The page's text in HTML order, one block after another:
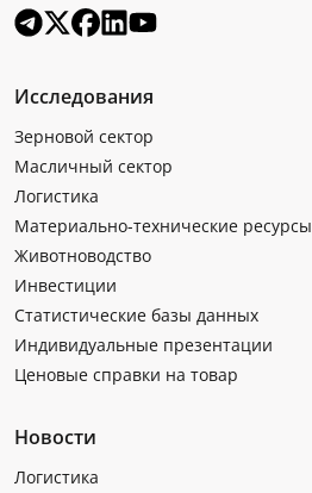
Исследования
Зерновой сектор
Масличный сектор
Логистика
Материально-технические ресурсы
Животноводство
Инвестиции
Статистические базы данных
Индивидуальные презентации
Ценовые справки на товар
Новости
Логистика